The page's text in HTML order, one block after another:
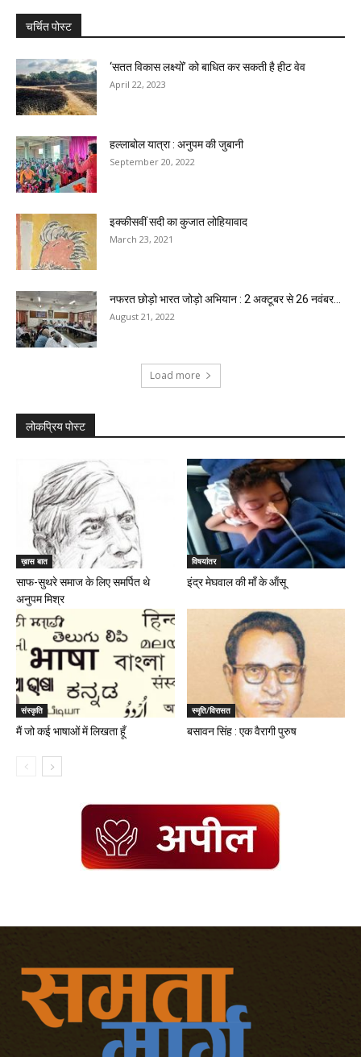
चर्चित पोस्ट
‘सतत विकास लक्ष्यों’ को बाधित कर सकती है हीट वेव
April 22, 2023
हल्लाबोल यात्रा : अनुपम की जुबानी
September 20, 2022
इक्कीसवीं सदी का कुजात लोहियावाद
March 23, 2021
नफरत छोड़ो भारत जोड़ो अभियान : 2 अक्टूबर से 26 नवंबर...
August 21, 2022
Load more
लोकप्रिय पोस्ट
ख़ास बात
साफ-सुथरे समाज के लिए समर्पित थे
अनुपम मिश्र
विषयांतर
इंद्र मेघवाल की मॉं के ऑंसू
संस्कृति
मैं जो कई भाषाओं में लिखता हूँ
स्मृति/विरासत
बसावन सिंह : एक वैरागी पुरुष